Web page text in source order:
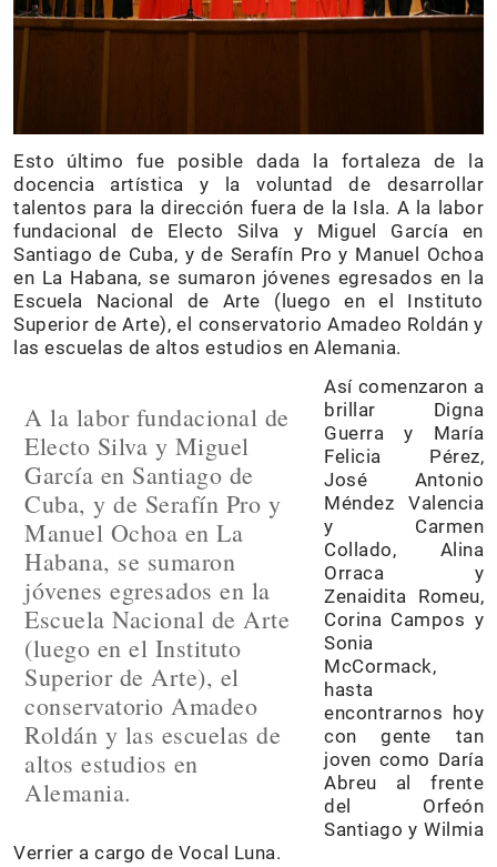
Esto último fue posible dada la fortaleza de la
docencia artística y la voluntad de desarrollar
talentos para la dirección fuera de la Isla. A la labor
fundacional de Electo Silva y Miguel García en
Santiago de Cuba, y de Serafín Pro y Manuel Ochoa
en La Habana, se sumaron jóvenes egresados en la
Escuela Nacional de Arte (luego en el Instituto
Superior de Arte), el conservatorio Amadeo Roldán y
las escuelas de altos estudios en Alemania.
A la labor fundacional de
Electo Silva y Miguel
García en Santiago de
Cuba, y de Serafín Pro y
Manuel Ochoa en La
Habana, se sumaron
jóvenes egresados en la
Escuela Nacional de Arte
(luego en el Instituto
Superior de Arte), el
conservatorio Amadeo
Roldán y las escuelas de
altos estudios en
Alemania.
Así comenzaron a
brillar Digna
Guerra y María
Felicia Pérez,
José Antonio
Méndez Valencia
y Carmen
Collado, Alina
Orraca y
Zenaidita Romeu,
Corina Campos y
Sonia
McCormack,
hasta
encontrarnos hoy
con gente tan
joven como Daría
Abreu al frente
del Orfeón
Santiago y Wilmia
Verrier a cargo de Vocal Luna.